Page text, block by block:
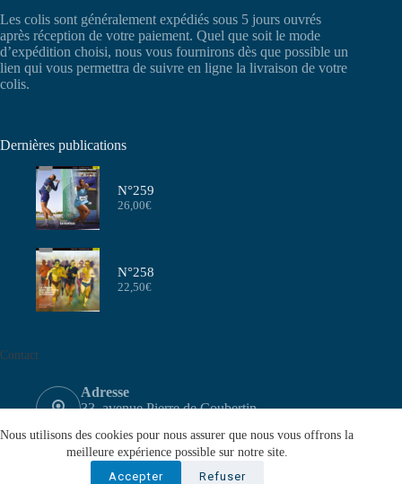
Nous utilisons des cookies pour nous assurer que nous vous offrons la
meilleure expérience possible sur notre site.
Accepter
Refuser
Les colis sont généralement expédiés sous 5 jours ouvrés
après réception de votre paiement. Quel que soit le mode
d’expédition choisi, nous vous fournirons dès que possible un
lien qui vous permettra de suivre en ligne la livraison de votre
colis.
Dernières publications
N°259
26,00€
N°258
22,50€
Contact
Adresse
33, avenue Pierre de Coubertin
Email
contact@aeffa.fr